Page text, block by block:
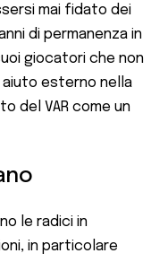
mai fidato dei
di permanenza in
giocatori che non
esterno nella
del VAR come un
le radici in
in particolare